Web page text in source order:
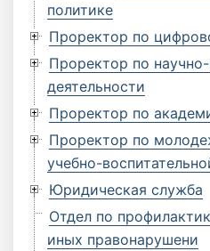
политике
Проректор по
Проректор по
деятельности
Проректор по
Проректор по
учебно-
Юридическая служба
Отдел по
иных правонарушени